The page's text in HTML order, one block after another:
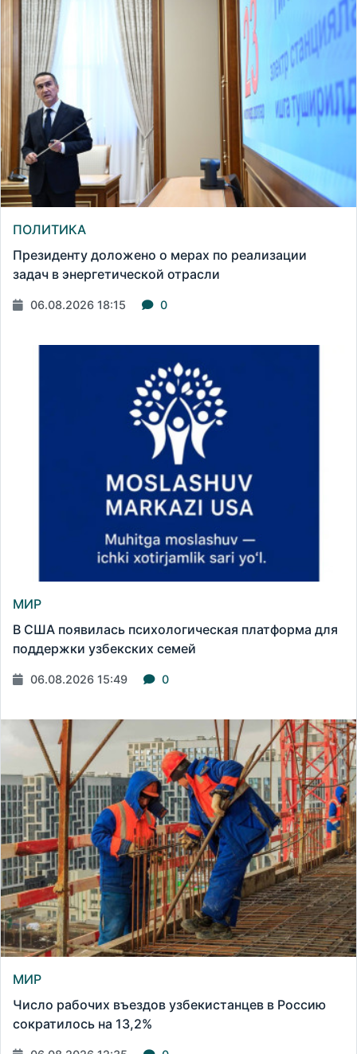
ПОЛИТИКА
Президенту доложено о мерах по реализации
задач в энергетической отрасли
06.08.2026 18:15 0
МИР
В США появилась психологическая платформа для
поддержки узбекских семей
06.08.2026 15:49 0
МИР
Число рабочих въездов узбекистанцев в Россию
сократилось на 13,2%